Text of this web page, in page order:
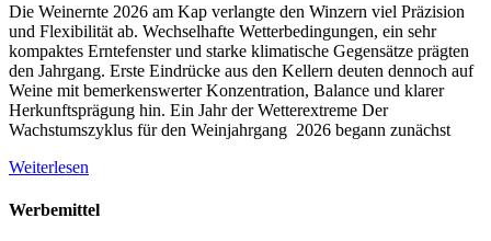
Die Weinernte 2026 am Kap verlangte den Winzern viel Präzision
und Flexibilität ab. Wechselhafte Wetterbedingungen, ein sehr
kompaktes Erntefenster und starke klimatische Gegensätze prägten
den Jahrgang. Erste Eindrücke aus den Kellern deuten dennoch auf
Weine mit bemerkenswerter Konzentration, Balance und klarer
Herkunftsprägung hin. Ein Jahr der Wetterextreme Der
Wachstumszyklus für den Weinjahrgang 2026 begann zunächst
Weiterlesen
Werbemittel